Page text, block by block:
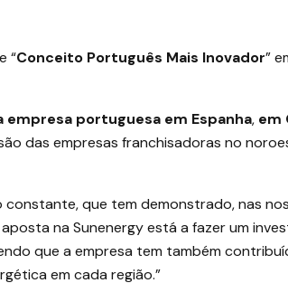
“Conceito Português Mais Inovador”
empresa portuguesa em Espanha, em
das empresas franchisadoras no
que tem demonstrado, nas
aposta na Sunenergy está a fazer um
que a empresa tem também
em cada região.”